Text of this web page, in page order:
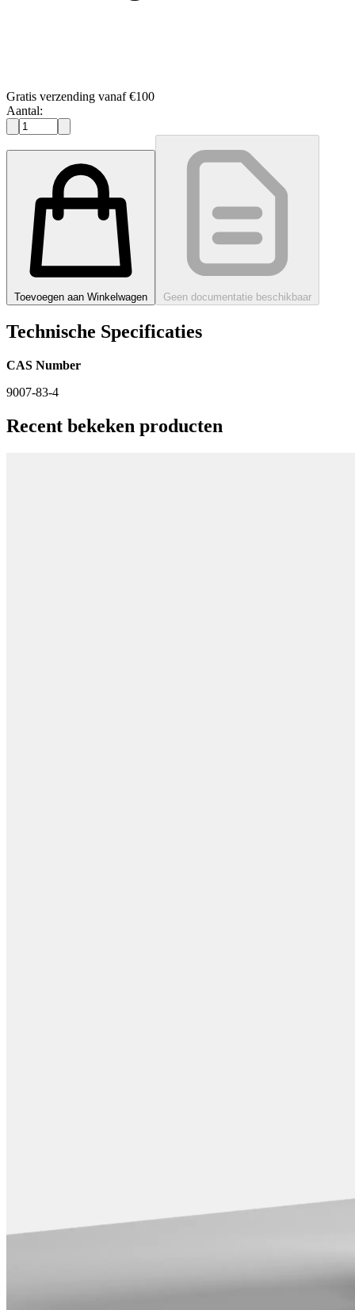
Gratis verzending vanaf €100
Aantal:
Toevoegen aan Winkelwagen Geen documentatie beschikbaar
Technische Specificaties
CAS Number
9007-83-4
Recent bekeken producten